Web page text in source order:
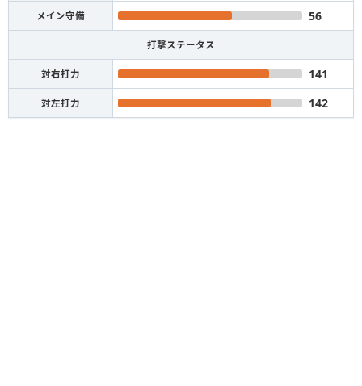
メイン守備 56
打撃ステータス
対右打力 141
対左打力 142